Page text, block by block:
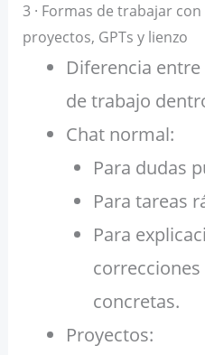
3 · Formas de trabajar
proyectos, GPTs y lienzo
Diferencia
de trabajo
Chat normal:
Para dudas
Para tareas
Para
concretas.
Proyectos: